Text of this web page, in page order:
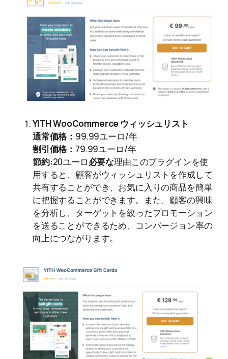
YITH WooCommerce ウィッシュリスト
通常価格： 99.99ユーロ/年
割引価格： 79.99ユーロ/年
節約:20ユーロ必要な理由このプラグインを使
用すると、顧客がウィッシュリストを作成して
共有することができ、お気に入りの商品を簡単
に把握することができます。また、顧客の興味
を分析し、ターゲットを絞ったプロモーション
を送ることができるため、コンバージョン率の
向上につながります。